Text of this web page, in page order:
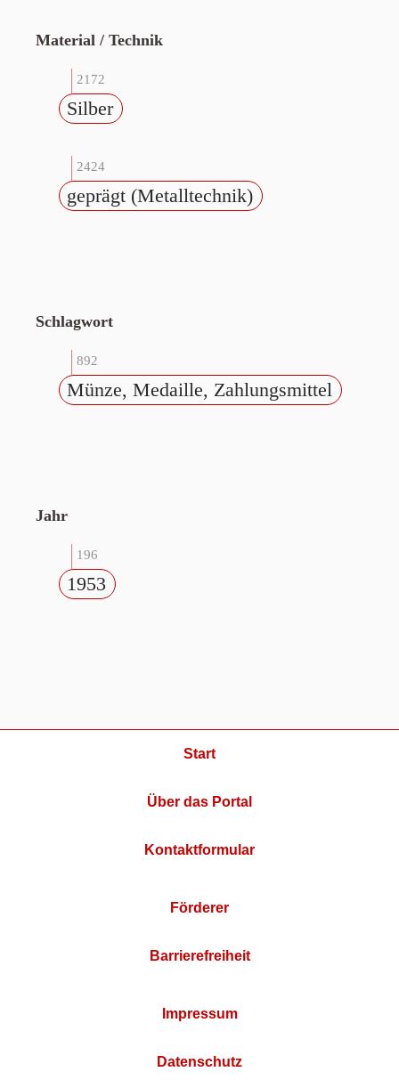
Material / Technik
2172
Silber
2424
geprägt (Metalltechnik)
Schlagwort
892
Münze, Medaille, Zahlungsmittel
Jahr
196
1953
Start
Über das Portal
Kontaktformular
Förderer
Barrierefreiheit
Impressum
Datenschutz